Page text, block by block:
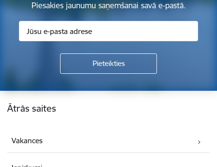
Piesakies jaunumu saņemšanai savā e-pastā.
Kājene
Ātrās saites
Vakances